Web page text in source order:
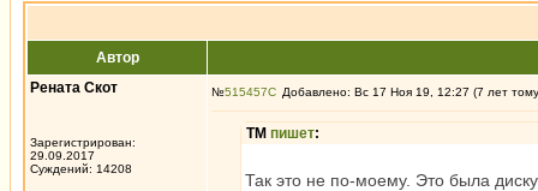
Автор
Рената Скот
Зарегистрирован:
29.09.2017
Суждений: 14208
№515457 Добавлено: Вс 17 Ноя 19, 12:27 (7 лет
ТМ пишет:
Так это не по-моему. Это была